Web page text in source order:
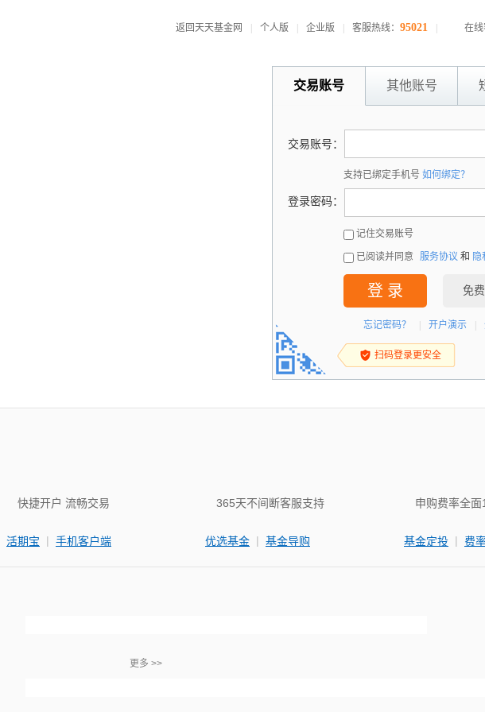
返回天天基金网 个人版 企业版 客服热线： 95021 在
交易账号 其他账号
交易账号：
支持已绑定手机号 如何绑定？
登录密码：
记住交易账号
已阅读并同意 服务协议 和 隐
登 录 免
忘记密码？ 开户演示
扫码登录更安全
快捷开户 流畅交易
活期宝 | 手机客户端
365天不间断客服支持
优选基金 | 基金导购
申购费率全面
基金定投 | 费
更多 >>